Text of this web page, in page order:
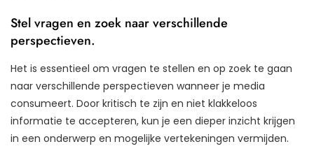
Stel vragen en zoek naar verschillende
perspectieven.
Het is essentieel om vragen te stellen en op zoek te gaan
naar verschillende perspectieven wanneer je media
consumeert. Door kritisch te zijn en niet klakkeloos
informatie te accepteren, kun je een dieper inzicht krijgen
in een onderwerp en mogelijke vertekeningen vermijden.